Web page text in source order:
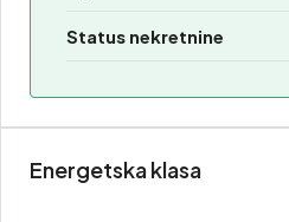
Status nekretnine
Energetska klasa